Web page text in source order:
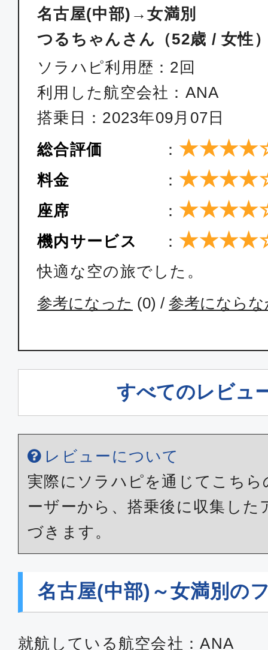
名古屋(中部)→女満別
つるちゃんさん（52歳 / 女性
ソラハピ利用歴：2回
利用した航空会社：ANA
搭乗日：2023年09月07日
総合評価
：
料金 ：
座席 ：
機内サービス ：
快適な空の旅でした。
参考になった (0) / 参考になら
すべてのレビュ
レビューについて
実際にソラハピを通じてこち
ーザーから、搭乗後に収集した
づきます。
名古屋(中部)～女満別の
就航している航空会社：ANA